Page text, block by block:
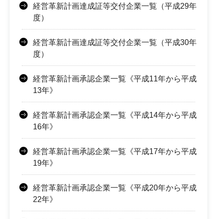
経営革新計画達成証等交付企業一覧（平成29年
度）
経営革新計画達成証等交付企業一覧（平成30年
度）
経営革新計画承認企業一覧《平成11年から平成
13年》
経営革新計画承認企業一覧《平成14年から平成
16年》
経営革新計画承認企業一覧《平成17年から平成
19年》
経営革新計画承認企業一覧《平成20年から平成
22年》